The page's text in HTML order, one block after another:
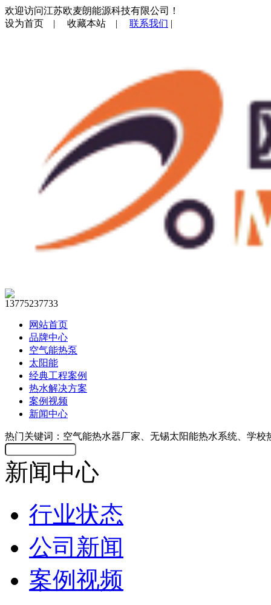
欢迎访问江苏欧麦朗能源科技有限公司！
设为首页 | 收藏本站 | 联系我们 |
13775237733
网站首页
品牌中心
空气能热泵
太阳能
经典工程案例
热水解决方案
案例视频
新闻中心
热门关键词：空气能热水器厂家、无锡太阳能热水系统、学校
新闻中心
行业状态
公司新闻
案例视频